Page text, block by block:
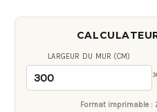
LARGEUR DU MUR (CM)
Format imprimable :